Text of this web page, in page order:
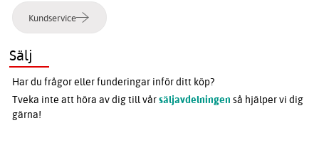
Kundservice
Sälj
Har du frågor eller funderingar inför ditt köp?
Tveka inte att höra av dig till vårsäljavdelningen så hjälper vi dig
gärna!